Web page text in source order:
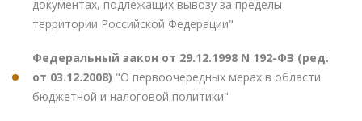
документах, подлежащих вывозу за пределы
территории Российской Федерации"
Федеральный закон от 29.12.1998 N 192-ФЗ (ред.
от 03.12.2008) "О первоочередных мерах в области
бюджетной и налоговой политики"